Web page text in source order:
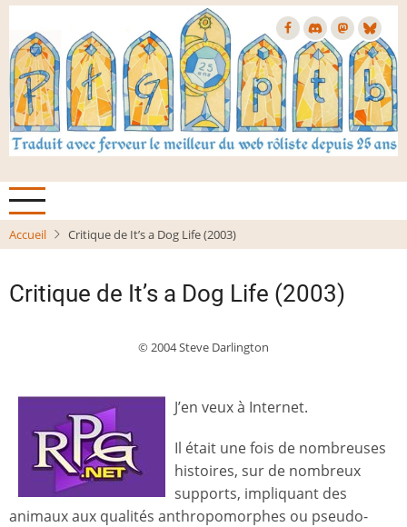
Aller
contenu
principal
Accueil Critique de It’s a Dog Life (2003)
Critique de It’s a Dog Life (2003)
© 2004 Steve Darlington
J’en veux à Internet.
Il était une fois de nombreuses
histoires, sur de nombreux
supports, impliquant des
animaux aux qualités anthropomorphes ou pseudo-